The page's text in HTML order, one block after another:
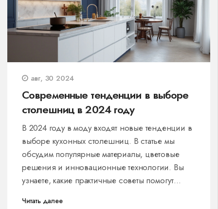
авг, 30 2024
Современные тенденции в выборе
столешниц в 2024 году
В 2024 году в моду входят новые тенденции в
выборе кухонных столешниц. В статье мы
обсудим популярные материалы, цветовые
решения и инновационные технологии. Вы
узнаете, какие практичные советы помогут
функциональным.
Читать далее